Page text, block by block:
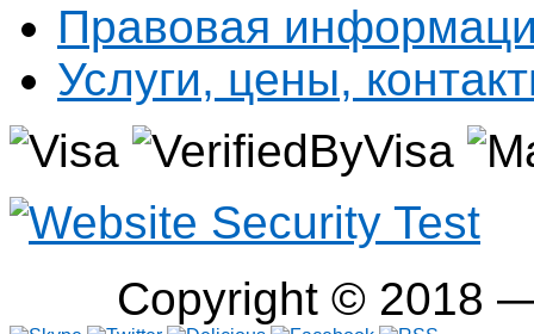
Правовая
Услуги, цены,
Copyright © 2018